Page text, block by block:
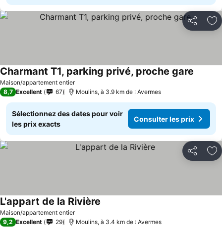
Partager
Maison/appartement entier
Charmant T1, parking privé, proche gare
8,7 Excellent 67 Moulins, à 3.9 km de : Avermes
Sélectionnez des dates pour voir
les prix exacts
Consulter les prix
Partager
Maison/appartement entier
L'appart de la Rivière
9,2 Excellent 29 Moulins, à 3.4 km de : Avermes